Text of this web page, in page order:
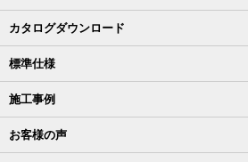
カタログダウンロード
標準仕様
施工事例
お客様の声